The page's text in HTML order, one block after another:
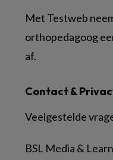
Contact &
Veelgestelde
BSL Media &
Met Testweb
orthopedagoog
af.